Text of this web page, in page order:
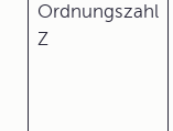
Ordnungszahl
Z